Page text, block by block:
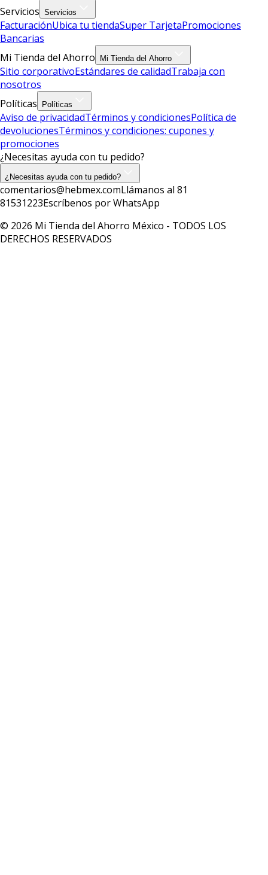
Servicios Servicios
FacturaciónUbica tu tiendaSuper TarjetaPromociones
Bancarias
Mi Tienda del Ahorro
Mi Tienda del Ahorro
Sitio corporativoEstándares de calidadTrabaja con
nosotros
Políticas
Políticas
Aviso de privacidadTérminos y condicionesPolítica de
devolucionesTérminos y condiciones: cupones y
promociones
¿Necesitas ayuda con tu pedido?
¿Necesitas ayuda con tu pedido?
comentarios@hebmex.comLlámanos al 81
81531223Escríbenos por WhatsApp
© 2026 Mi Tienda del Ahorro México - TODOS LOS
DERECHOS RESERVADOS